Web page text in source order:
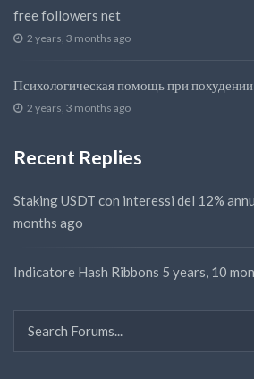
free followers net
2 years, 3 months ago
Психологическая помощь при похудении
2 years, 3 months ago
Recent Replies
Staking USDT con interessi del 12%
months ago
Indicatore Hash Ribbons 5 years, 10